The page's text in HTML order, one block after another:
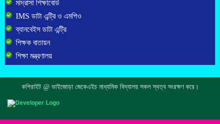
মাদ্রাসা শিক্ষাবোর্ড
IMS ডাটা এন্ট্রি ও এমপিও
ব্যানবেইস ডাটা এন্ট্রি
শিক্ষক বাতায়ন
শিক্ষা মন্ত্রণালয়
কপিরাইট @ ভাইজোড়া জেকেএইচ মাধ্যমিক বিদ্যালয় সকল স্বত্ব সংরক্ষণ করে।